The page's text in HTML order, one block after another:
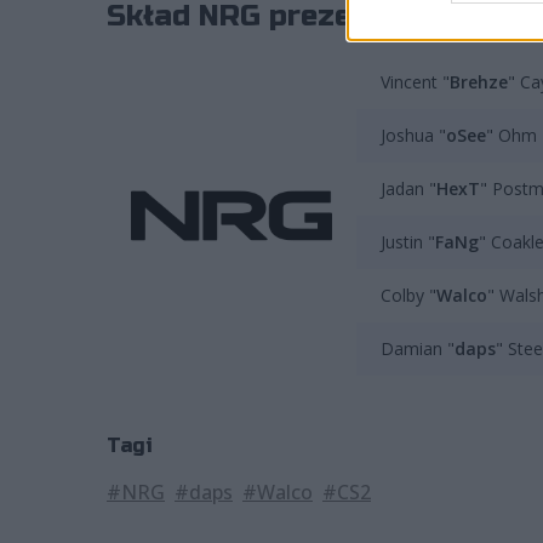
Skład NRG prezentuje się
Vincent "Brehze"
Joshua "oSee" Ohm
Jadan "HexT"
Justin "FaNg"
Colby "⁠Walco⁠"
Damian "daps"
Tagi
#NRG #daps #Walco⁠ #CS2